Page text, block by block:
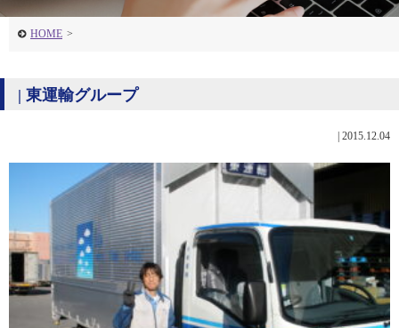
HOME >
| 東運輸グループ
2015.12.04